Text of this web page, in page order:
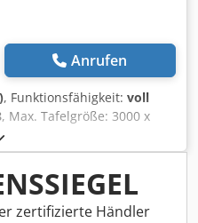
Anrufen
, Funktionsfähigkeit: voll
, Max. Tafelgröße: 3000 x
Materialstärke:
12 mm, Aluminium: 12
Wiederholgenauigkeit
Sek. Schneidstunden:
6903 mm Höhe: 2880 mm
zertifizierte Händler